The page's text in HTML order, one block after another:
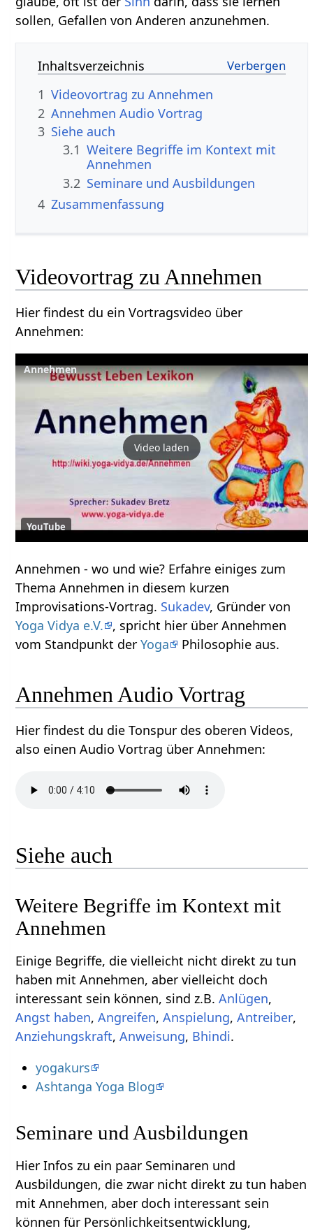
sollen, Gefallen von Anderen anzunehmen.
Inhaltsverzeichnis
1
2
Annehmen‏‎ Audio Vortrag
3 Siehe auch
3.1 Weitere Begriffe im Kontext mit
3.2 Seminare und Ausbildungen
4 Zusammenfassung
Hier findest du ein Vortragsvideo über
Annehmen‏‎:
Annehmen
Video laden
YouTube
Annehmen‏‎ - wo und wie? Erfahre einiges zum
Thema Annehmen‏‎ in diesem kurzen
Improvisations-Vortrag. Sukadev, Gründer von
Yoga Vidya e.V.
, spricht hier über Annehmen‏‎
vom Standpunkt derYoga Philosophie aus.
Annehmen‏‎ Audio Vortrag
Hier findest du die Tonspur des oberen Videos,
also einen Audio Vortrag über Annehmen‏‎:
Siehe auch
Weitere Begriffe im Kontext mit
Einige Begriffe, die vielleicht nicht direkt zu tun
haben mit Annehmen‏‎, aber vielleicht doch
interessant sein können, sind z.B.
,
, , ,
,
, , Bhindi.
yogakurs
Ashtanga Yoga Blog
Seminare und Ausbildungen
Hier Infos zu ein paar Seminaren und
Ausbildungen, die zwar nicht direkt zu tun haben
mit Annehmen‏‎, aber doch interessant sein
können für Persönlichkeitsentwicklung,